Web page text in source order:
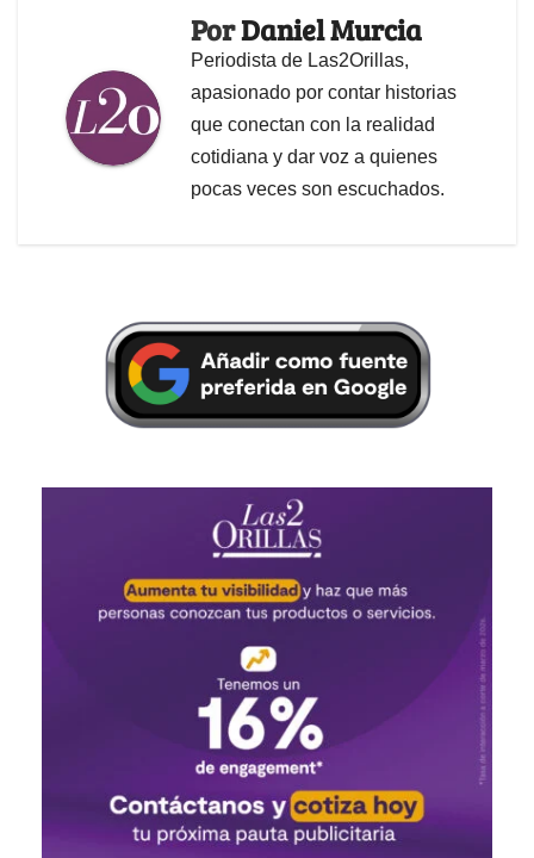
PorDaniel Murcia
Periodista de Las2Orillas,
apasionado por contar historias
que conectan con la realidad
cotidiana y dar voz a quienes
pocas veces son escuchados.